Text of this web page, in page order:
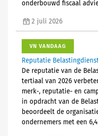
onderbouwd fiscaal
2 juli 2026
VN VANDAAG
Reputatie
De reputatie van de
tertiaal van 2026
merk-, reputatie- en
in opdracht van de
beoordeelt de
ondernemers met een